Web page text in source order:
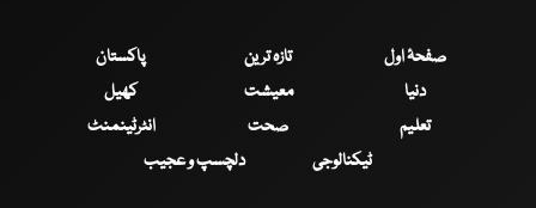
صفحۂ اول تازہ ترین
پاکستان
دنیا
معیشت
کھیل
تعلیم
صحت
انٹرٹینمنٹ
ٹیکنالوجی
دلچسپ و عجیب